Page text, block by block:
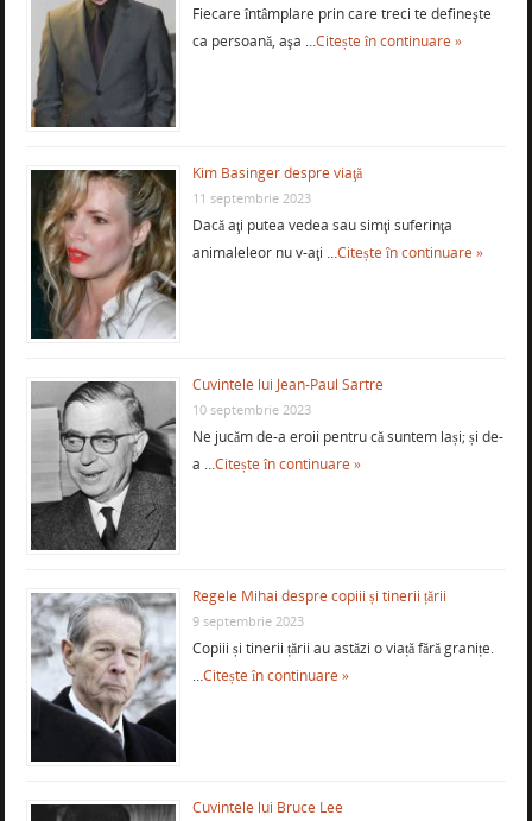
Fiecare întâmplare prin care treci te defineşte
ca persoană, aşa …Citește în continuare »
Kim Basinger despre viaţă
11 septembrie 2023
Dacă aţi putea vedea sau simţi suferinţa
animaleleor nu v-aţi …Citește în continuare »
Cuvintele lui Jean-Paul Sartre
10 septembrie 2023
Ne jucăm de-a eroii pentru că suntem lași; și de-
a …Citește în continuare »
Regele Mihai despre copiii și tinerii țării
9 septembrie 2023
Copiii și tinerii țării au astăzi o viață fără granițe.
…Citește în continuare »
Cuvintele lui Bruce Lee